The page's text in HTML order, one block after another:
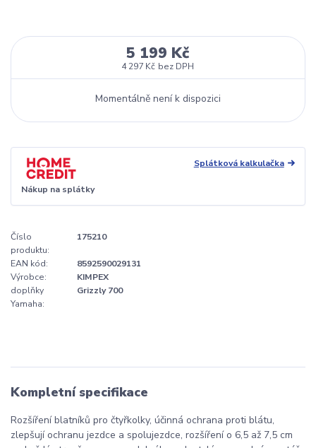
5 199 Kč
4 297 Kč bez DPH
Momentálně není k dispozici
Splátková kalkulačka
Nákup na splátky
Číslo
produktu:
175210
EAN kód:
8592590029131
Výrobce:
KIMPEX
doplňky
Yamaha:
Grizzly 700
Kompletní specifikace
Rozšíření blatníků pro čtyřkolky, účinná ochrana proti blátu,
zlepšují ochranu jezdce a spolujezdce, rozšíření o 6,5 až 7,5 cm